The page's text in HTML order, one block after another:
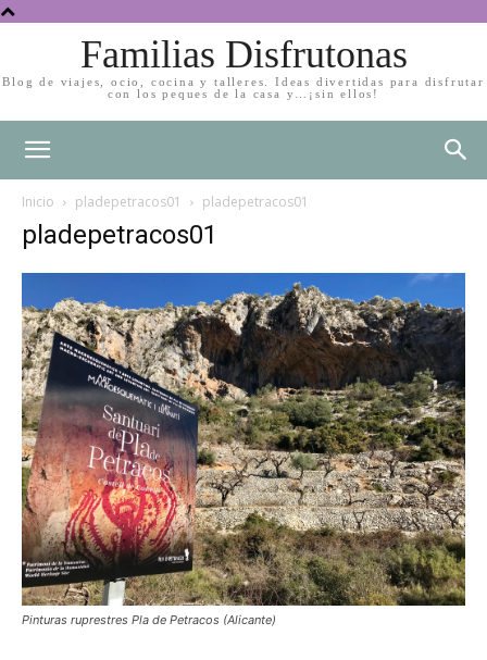
Familias Disfrutonas
Blog de viajes, ocio, cocina y talleres. Ideas divertidas para disfrutar
con los peques de la casa y…¡sin ellos!
Inicio pladepetracos01 pladepetracos01
pladepetracos01
Pinturas ruprestres Pla de Petracos (Alicante)